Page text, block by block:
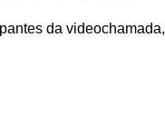
da videochamada,